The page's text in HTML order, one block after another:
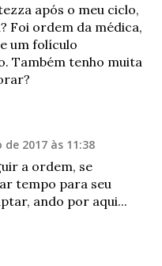
após o meu ciclo,
Foi ordem da médica,
um folículo
Também tenho muita
2017 às 11:38
a ordem, se
tempo para seu
ando por aqui...